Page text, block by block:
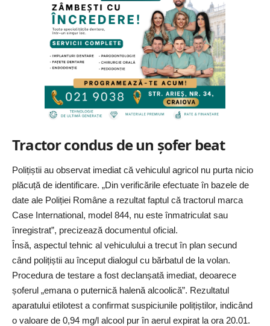
Tractor condus de un şofer beat
Polițiștii au observat imediat că vehiculul agricol nu purta nicio
plăcuță de identificare. „Din verificările efectuate în bazele de
date ale Poliției Române a rezultat faptul că tractorul marca
Case International, model 844, nu este înmatriculat sau
înregistrat”, precizează documentul oficial.
Însă, aspectul tehnic al vehiculului a trecut în plan secund
când polițiștii au început dialogul cu bărbatul de la volan.
Procedura de testare a fost declanșată imediat, deoarece
șoferul „emana o puternică halenă alcoolică”. Rezultatul
aparatului etilotest a confirmat suspiciunile polițiștilor, indicând
o valoare de 0,94 mg/l alcool pur în aerul expirat la ora 20.01.